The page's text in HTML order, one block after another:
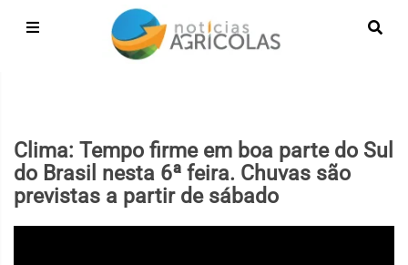
Clima: Tempo firme em boa parte do Sul
do Brasil nesta 6ª feira. Chuvas são
previstas a partir de sábado